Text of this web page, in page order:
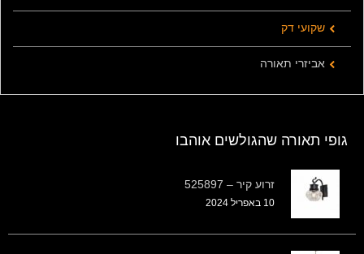
שקועי דק
אביזרי תאורה
גופי תאורה שהגולשים אוהבו
זרוע קיר – 525897
10 באפריל 2024